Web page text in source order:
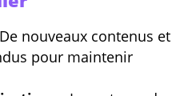
nouveaux contenus et
pour maintenir